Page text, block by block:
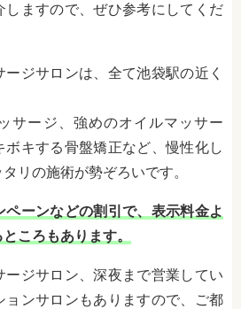
しますので、ぜひ参考にしてくだ
ジサロンは、全て池袋駅の近く
サージ、強めのオイルマッサー
ボキする骨盤矯正など、慢性化し
リの施術が勢ぞろいです。
ーンなどの割引で、表示料金よ
ころもあります。
ージサロン、深夜まで営業してい
ョンサロンもありますので、ご都